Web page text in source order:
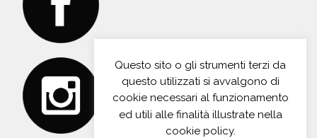
Questo sito o gli strumenti terzi da
questo utilizzati si avvalgono di
cookie necessari al funzionamento
ed utili alle finalità illustrate nella
cookie policy.